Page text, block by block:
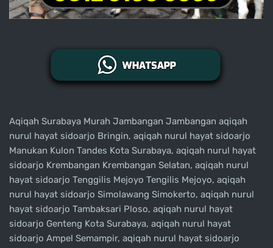
Aqiqah Surabaya Murah Jambangan Jambangan aqiqah
nurul hayat sidoarjo Bringin, aqiqah nurul hayat sidoarjo
Manukan Kulon Tandes Kota Surabaya, aqiqah nurul hayat
sidoarjo Krembangan Krembangan Selatan, aqiqah nurul
hayat sidoarjo Tenggilis Mejoyo Tengilis Mejoyo, aqiqah
nurul hayat sidoarjo Simolawang Simokerto, aqiqah nurul
hayat sidoarjo Tambaksari Ploso, aqiqah nurul hayat
sidoarjo Genteng Kota Surabaya, aqiqah nurul hayat
sidoarjo Ampel Semampir, aqiqah nurul hayat sidoarjo